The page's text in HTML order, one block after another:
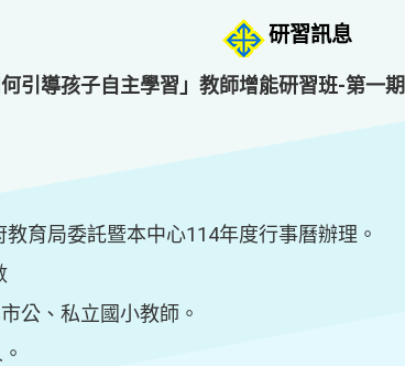
研習訊息
引導孩子自主學習」教師增能研習班-第一期
育局委託暨本中心114年度行事曆辦理。
公、私立國小教師。